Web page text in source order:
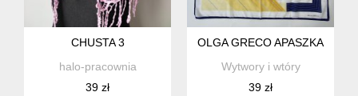
CHUSTA 3
halo-pracownia
39 zł
OLGA GRECO APASZKA
Wytwory i wtóry
39 zł